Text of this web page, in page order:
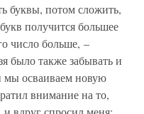
буквы, потом сложить,
получится большее
число больше, –
было также забывать и
мы осваиваем новую
внимание на то,